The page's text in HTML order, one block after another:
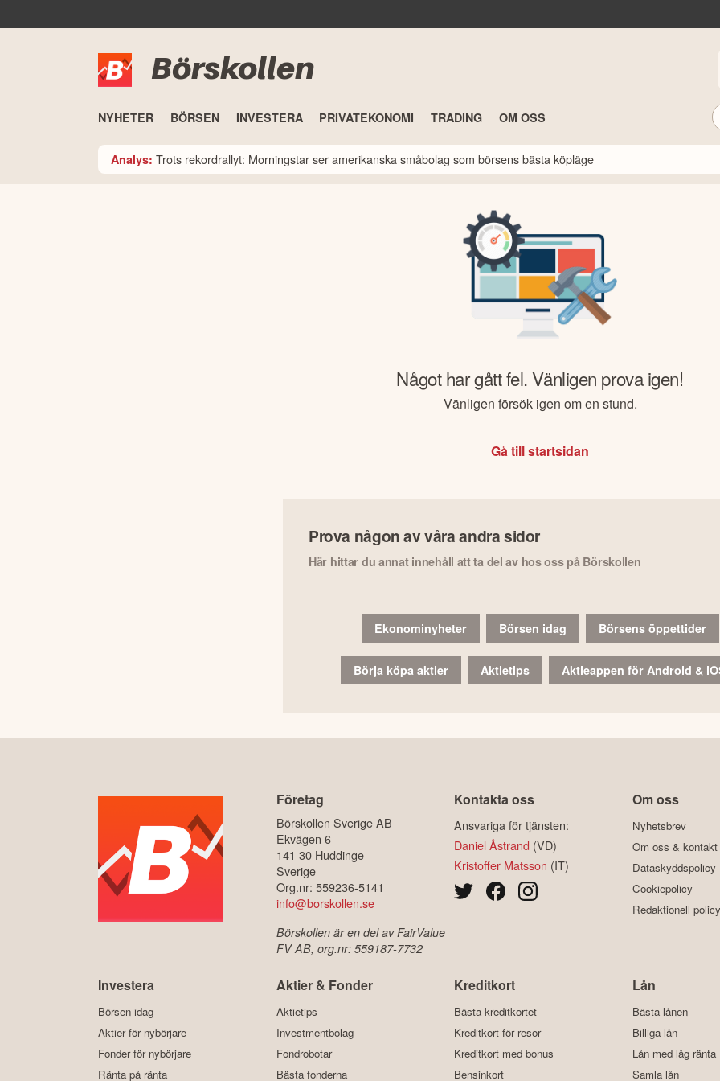
Börskollen
NYHETER BÖRSEN INVESTERA PRIVATEKONOMI TRADING OM OSS
Analys: Trots rekordrallyt: Morningstar ser amerikanska småbolag som börsens bästa köpläge
Något har gått fel. Vänligen prova igen!
Vänligen försök igen om en stund.
Gå till startsidan
Prova någon av våra andra sidor
Här hittar du annat innehåll att ta del av hos oss på Börskollen
Ekonominyheter Börsen idag Börsens öppettider
Börja köpa aktier Aktietips Aktieappen för Android &
Företag
Börskollen Sverige AB
Ekvägen 6
141 30 Huddinge
Sverige
Org.nr: 559236-5141
info@borskollen.se
Börskollen är en del av FairValue
FV AB, org.nr: 559187-7732
Kontakta oss
Ansvariga för tjänsten:
Daniel Åstrand (VD)
Kristoffer Matsson (IT)
Om oss
Nyhetsbrev
Om oss & kontakt
Dataskyddspolicy
Cookiepolicy
Redaktionell policy
Investera
Börsen idag
Aktier för nybörjare
Fonder för nybörjare
Ränta på ränta
Aktier & Fonder
Aktietips
Investmentbolag
Fondrobotar
Bästa fonderna
Kreditkort
Bästa kreditkortet
Kreditkort för resor
Kreditkort med bonus
Bensinkort
Lån
Bästa lånen
Billiga lån
Lån med låg ränta
Samla lån